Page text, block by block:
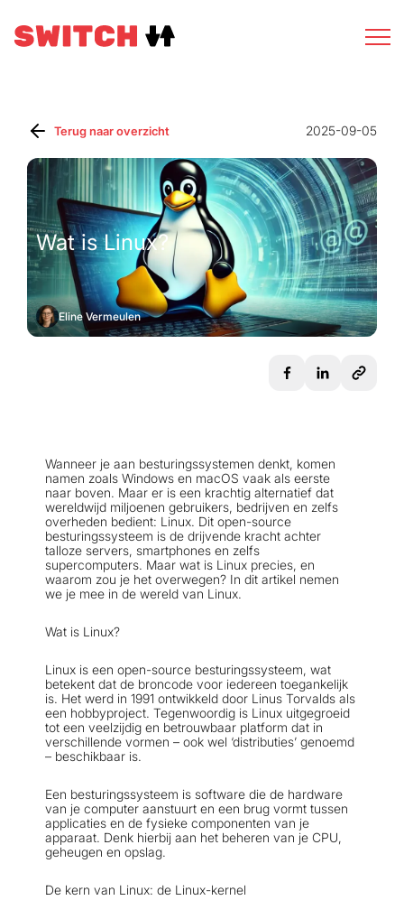
Terug naar overzicht 2025-09-05
Wat is Linux?
Eline Vermeulen
Wanneer je aan besturingssystemen denkt, komen
namen zoals Windows en macOS vaak als eerste
naar boven. Maar er is een krachtig alternatief dat
wereldwijd miljoenen gebruikers, bedrijven en zelfs
overheden bedient: Linux. Dit open-source
besturingssysteem is de drijvende kracht achter
talloze servers, smartphones en zelfs
supercomputers. Maar wat is Linux precies, en
waarom zou je het overwegen? In dit artikel nemen
we je mee in de wereld van Linux.
Wat is Linux?
Linux is een open-source besturingssysteem, wat
betekent dat de broncode voor iedereen toegankelijk
is. Het werd in 1991 ontwikkeld door Linus Torvalds als
een hobbyproject. Tegenwoordig is Linux uitgegroeid
tot een veelzijdig en betrouwbaar platform dat in
verschillende vormen – ook wel ‘distributies’ genoemd
– beschikbaar is.
Een besturingssysteem is software die de hardware
van je computer aanstuurt en een brug vormt tussen
applicaties en de fysieke componenten van je
apparaat. Denk hierbij aan het beheren van je CPU,
geheugen en opslag.
De kern van Linux: de Linux-kernel